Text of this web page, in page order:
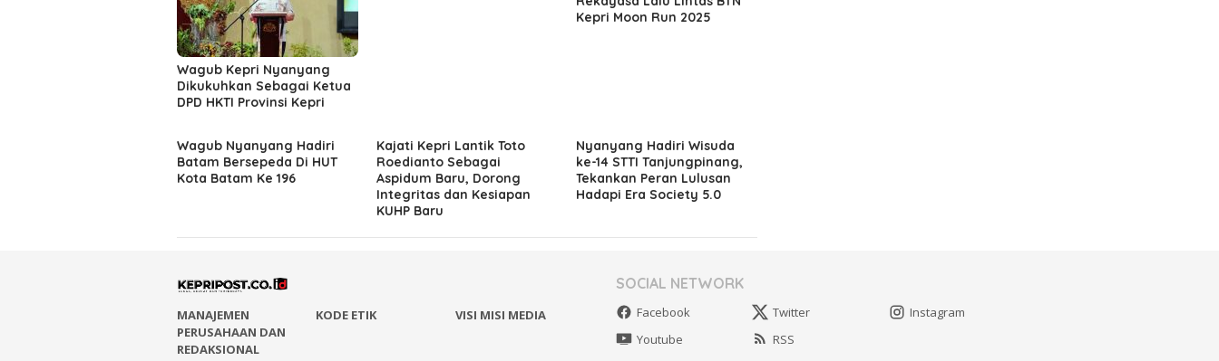
Wagub Kepri Nyanyang
Dikukuhkan Sebagai Ketua
DPD HKTI Provinsi Kepri
Kepri Moon Run 2025
Wagub Nyanyang Hadiri
Batam Bersepeda Di HUT
Kota Batam Ke 196
Kajati Kepri Lantik Toto
Roedianto Sebagai
Aspidum Baru, Dorong
Integritas dan Kesiapan
KUHP Baru
Nyanyang Hadiri Wisuda
ke-14 STTI Tanjungpinang,
Tekankan Peran Lulusan
Hadapi Era Society 5.0
MANAJEMEN
PERUSAHAAN DAN
REDAKSIONAL
KODE ETIK VISI MISI MEDIA
SOCIAL NETWORK
Facebook Twitter
Instagram
Youtube
RSS